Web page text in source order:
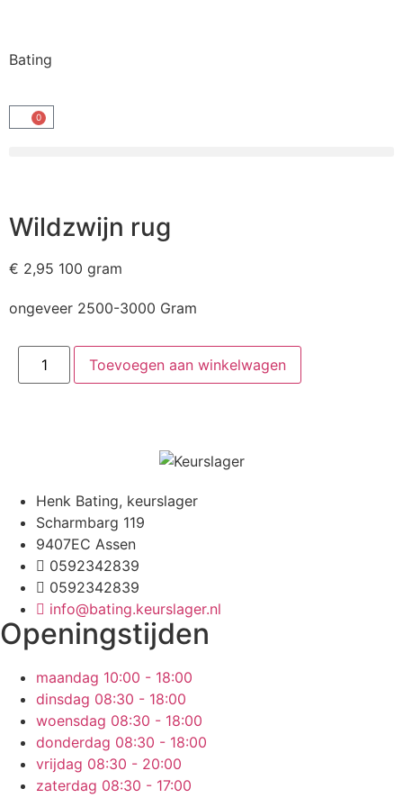
Bating
0
Wildzwijn rug
€ 2,95 100 gram
ongeveer 2500-3000 Gram
Toevoegen aan winkelwagen
Henk Bating, keurslager
Scharmbarg 119
9407EC Assen
0592342839
0592342839
info@bating.keurslager.nl
Openingstijden
maandag 10:00 - 18:00
dinsdag 08:30 - 18:00
woensdag 08:30 - 18:00
donderdag 08:30 - 18:00
vrijdag 08:30 - 20:00
zaterdag 08:30 - 17:00